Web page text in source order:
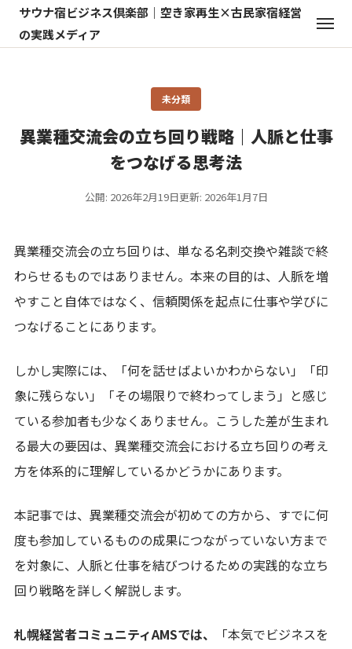
サウナ宿ビジネス倶楽部｜空き家再生×古民家宿経営
の実践メディア
未分類
異業種交流会の立ち回り戦略｜人脈と仕事
をつなげる思考法
公開: 2026年2月19日更新: 2026年1月7日
異業種交流会の立ち回りは、単なる名刺交換や雑談で終
わらせるものではありません。本来の目的は、人脈を増
やすこと自体ではなく、信頼関係を起点に仕事や学びに
つなげることにあります。
しかし実際には、「何を話せばよいかわからない」「印
象に残らない」「その場限りで終わってしまう」と感じ
ている参加者も少なくありません。こうした差が生まれ
る最大の要因は、異業種交流会における立ち回りの考え
方を体系的に理解しているかどうかにあります。
本記事では、異業種交流会が初めての方から、すでに何
度も参加しているものの成果につながっていない方まで
を対象に、人脈と仕事を結びつけるための実践的な立ち
回り戦略を詳しく解説します。
札幌経営者コミュニティAMSでは、
「本気でビジネスを